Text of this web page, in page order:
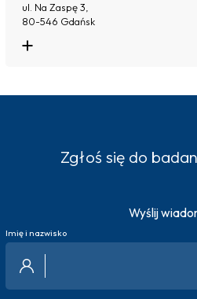
ul. Na Zaspę 3,
80-546 Gdańsk
Zgłoś się do
Wyślij
Imię i nazwisko